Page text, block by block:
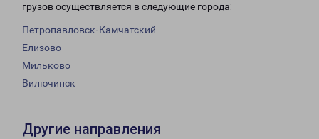
грузов осуществляется в следующие города:
Петропавловск-Камчатский
Елизово
Мильково
Вилючинск
Другие направления